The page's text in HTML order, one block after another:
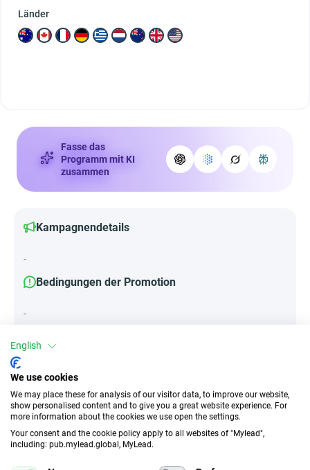
Länder
Fasse das
Programm mit KI
zusammen
Kampagnendetails
-
Bedingungen der Promotion
-
Attribute
||Geräte||
Mobile Geräte
Desktop Tablet
English
We use cookies
We may place these for analysis of our visitor data, to improve our website,
show personalised content and to give you a great website experience. For
more information about the cookies we use open the settings.
Your consent and the cookie policy apply to all websites of "Mylead",
including: pub.mylead.global, MyLead.